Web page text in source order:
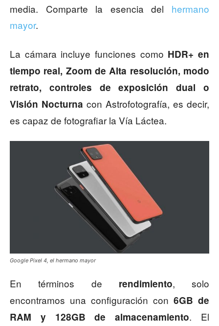
media. Comparte la esencia del hermano
mayor.
La cámara incluye funciones como HDR+ en
tiempo real, Zoom de Alta resolución, modo
retrato, controles de exposición dual o
Visión Nocturna con Astrofotografía, es decir,
es capaz de fotografiar la Vía Láctea.
Google Pixel 4, el hermano mayor
En términos de rendimiento, solo
encontramos una configuración con 6GB de
RAM y 128GB de almacenamiento. El